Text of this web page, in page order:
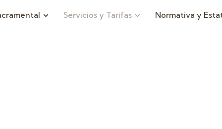
Servicios y Tarifas Normativa y